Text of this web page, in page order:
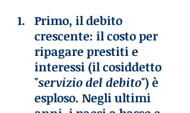
Primo, il debito
crescente: il costo per
ripagare prestiti e
interessi (il cosiddetto
"servizio del debito") è
esploso. Negli ultimi